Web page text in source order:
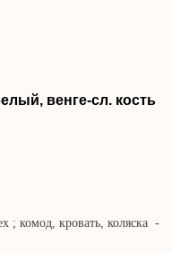
венге-сл. кость
; комод, кровать, коляска -